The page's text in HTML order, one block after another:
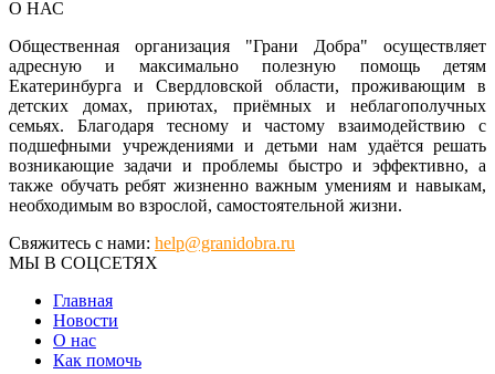
О НАС
Общественная организация "Грани Добра" осуществляет
адресную и максимально полезную помощь детям
Екатеринбурга и Свердловской области, проживающим в
детских домах, приютах, приёмных и неблагополучных
семьях. Благодаря тесному и частому взаимодействию с
подшефными учреждениями и детьми нам удаётся решать
возникающие задачи и проблемы быстро и эффективно, а
также обучать ребят жизненно важным умениям и навыкам,
необходимым во взрослой, самостоятельной жизни.
Свяжитесь с нами: help@granidobra.ru
МЫ В СОЦСЕТЯХ
Главная
Новости
О нас
Как помочь